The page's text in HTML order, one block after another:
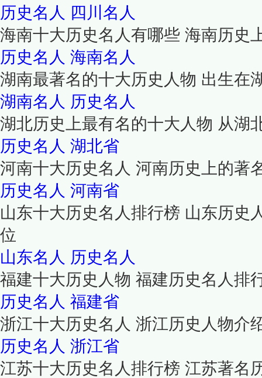
历史名人
四川名人
海南十大历史名人有哪些 海南历史
历史名人 海南名人
湖南最著名的十大历史人物 出生在
湖南名人 历史名人
湖北历史上最有名的十大人物 从湖
历史名人 湖北省
河南十大历史名人 河南历史上的著
历史名人 河南省
山东十大历史名人排行榜 山东历史
位
山东名人 历史名人
福建十大历史人物 福建历史名人排
历史名人 福建省
浙江十大历史名人 浙江历史人物介
历史名人 浙江省
江苏十大历史名人排行榜 江苏著名